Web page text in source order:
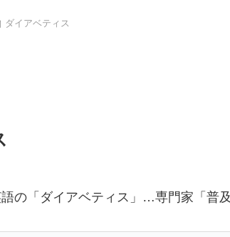
ダイアベティス
の「ダイアベティス」…専門家「普及